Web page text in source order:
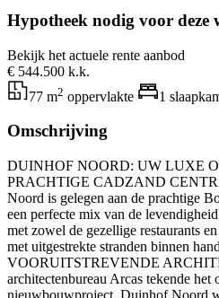
Hypotheek nodig voor deze
Bekijk het actuele rente aanbod
€ 544.500 k.k.
77 m2 oppervlakte 1
Omschrijving
DUINHOF NOORD: UW LUXE
PRACHTIGE CADZAND
Noord is gelegen aan de prachtige
een perfecte mix van de
met zowel de gezellige restaurants
met uitgestrekte stranden binnen
VOORUITSTREVENDE
architectenbureau Arcas tekende